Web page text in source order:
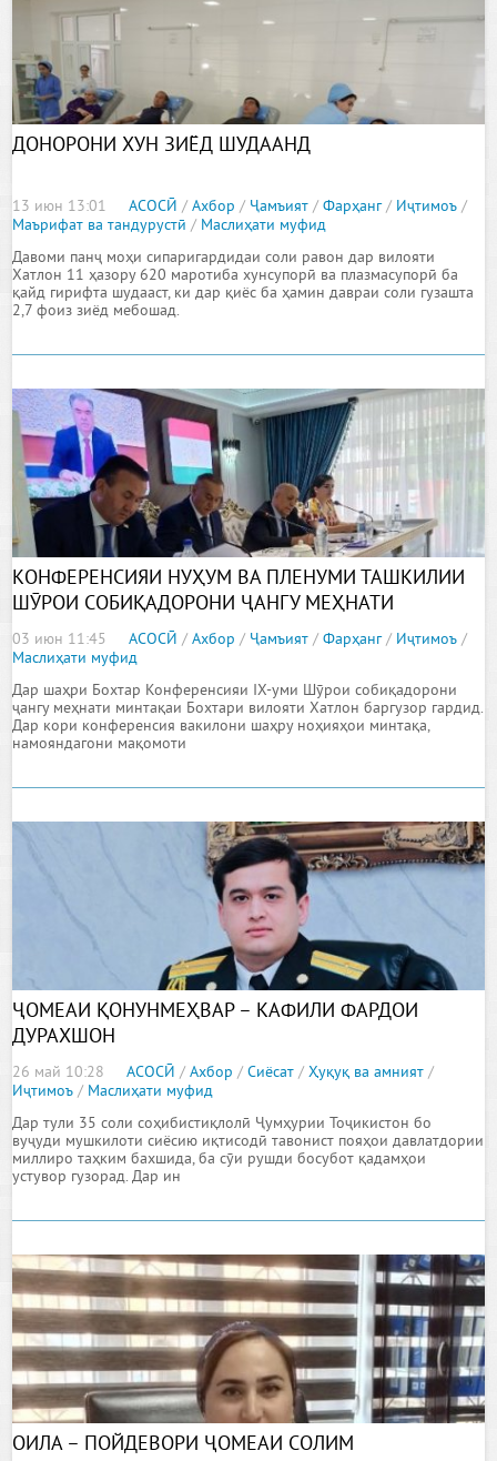
ДОНОРОНИ ХУН ЗИЁД ШУДААНД
13 июн 13:01 АСОСӢ /Ахбор / Ҷамъият /Фарҳанг/ Иҷтимоъ /
Маърифат ва тандурустӣ / Маслиҳати муфид
Давоми панҷ моҳи сипаригардидаи соли равон дар вилояти
Хатлон 11 ҳазору 620 маротиба хунсупорӣ ва плазмасупорӣ ба
қайд гирифта шудааст, ки дар қиёс ба ҳамин давраи соли гузашта
2,7 фоиз зиёд мебошад.
КОНФЕРЕНСИЯИ НУҲУМ ВА ПЛЕНУМИ ТАШКИЛИИ
ШӮРОИ СОБИҚАДОРОНИ ҶАНГУ МЕҲНАТИ
МИНТАҚАИ БОХТАР БАРГУЗОР ГАРДИД
03 июн 11:45 АСОСӢ /Ахбор / Ҷамъият /Фарҳанг/ Иҷтимоъ /
Маслиҳати муфид
Дар шаҳри Бохтар Конференсияи IX-уми Шӯрои собиқадорони
ҷангу меҳнати минтақаи Бохтари вилояти Хатлон баргузор гардид.
Дар кори конференсия вакилони шаҳру ноҳияҳои минтақа,
намояндагони мақомоти
ҶОМЕАИ ҚОНУНМЕҲВАР – КАФИЛИ ФАРДОИ
ДУРАХШОН
26 май 10:28 АСОСӢ /Ахбор /Сиёсат /Ҳуқуқ ва амният /
Иҷтимоъ / Маслиҳати муфид
Дар тули 35 соли соҳибистиқлолӣ Ҷумҳурии Тоҷикистон бо
вуҷуди мушкилоти сиёсию иқтисодӣ тавонист пояҳои давлатдории
миллиро таҳким бахшида, ба сӯи рушди босубот қадамҳои
устувор гузорад. Дар ин
ОИЛА – ПОЙДЕВОРИ ҶОМЕАИ СОЛИМ